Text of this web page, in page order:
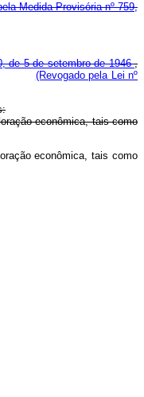
Medida Provisória nº 759,
de 5 de setembro de 1946,
(Revogado pela Lei nº
econômica, tais como
econômica, tais como